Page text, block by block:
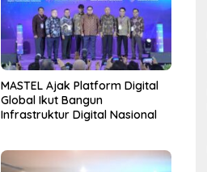
MASTEL Ajak Platform Digital
Global Ikut Bangun
Infrastruktur Digital Nasional